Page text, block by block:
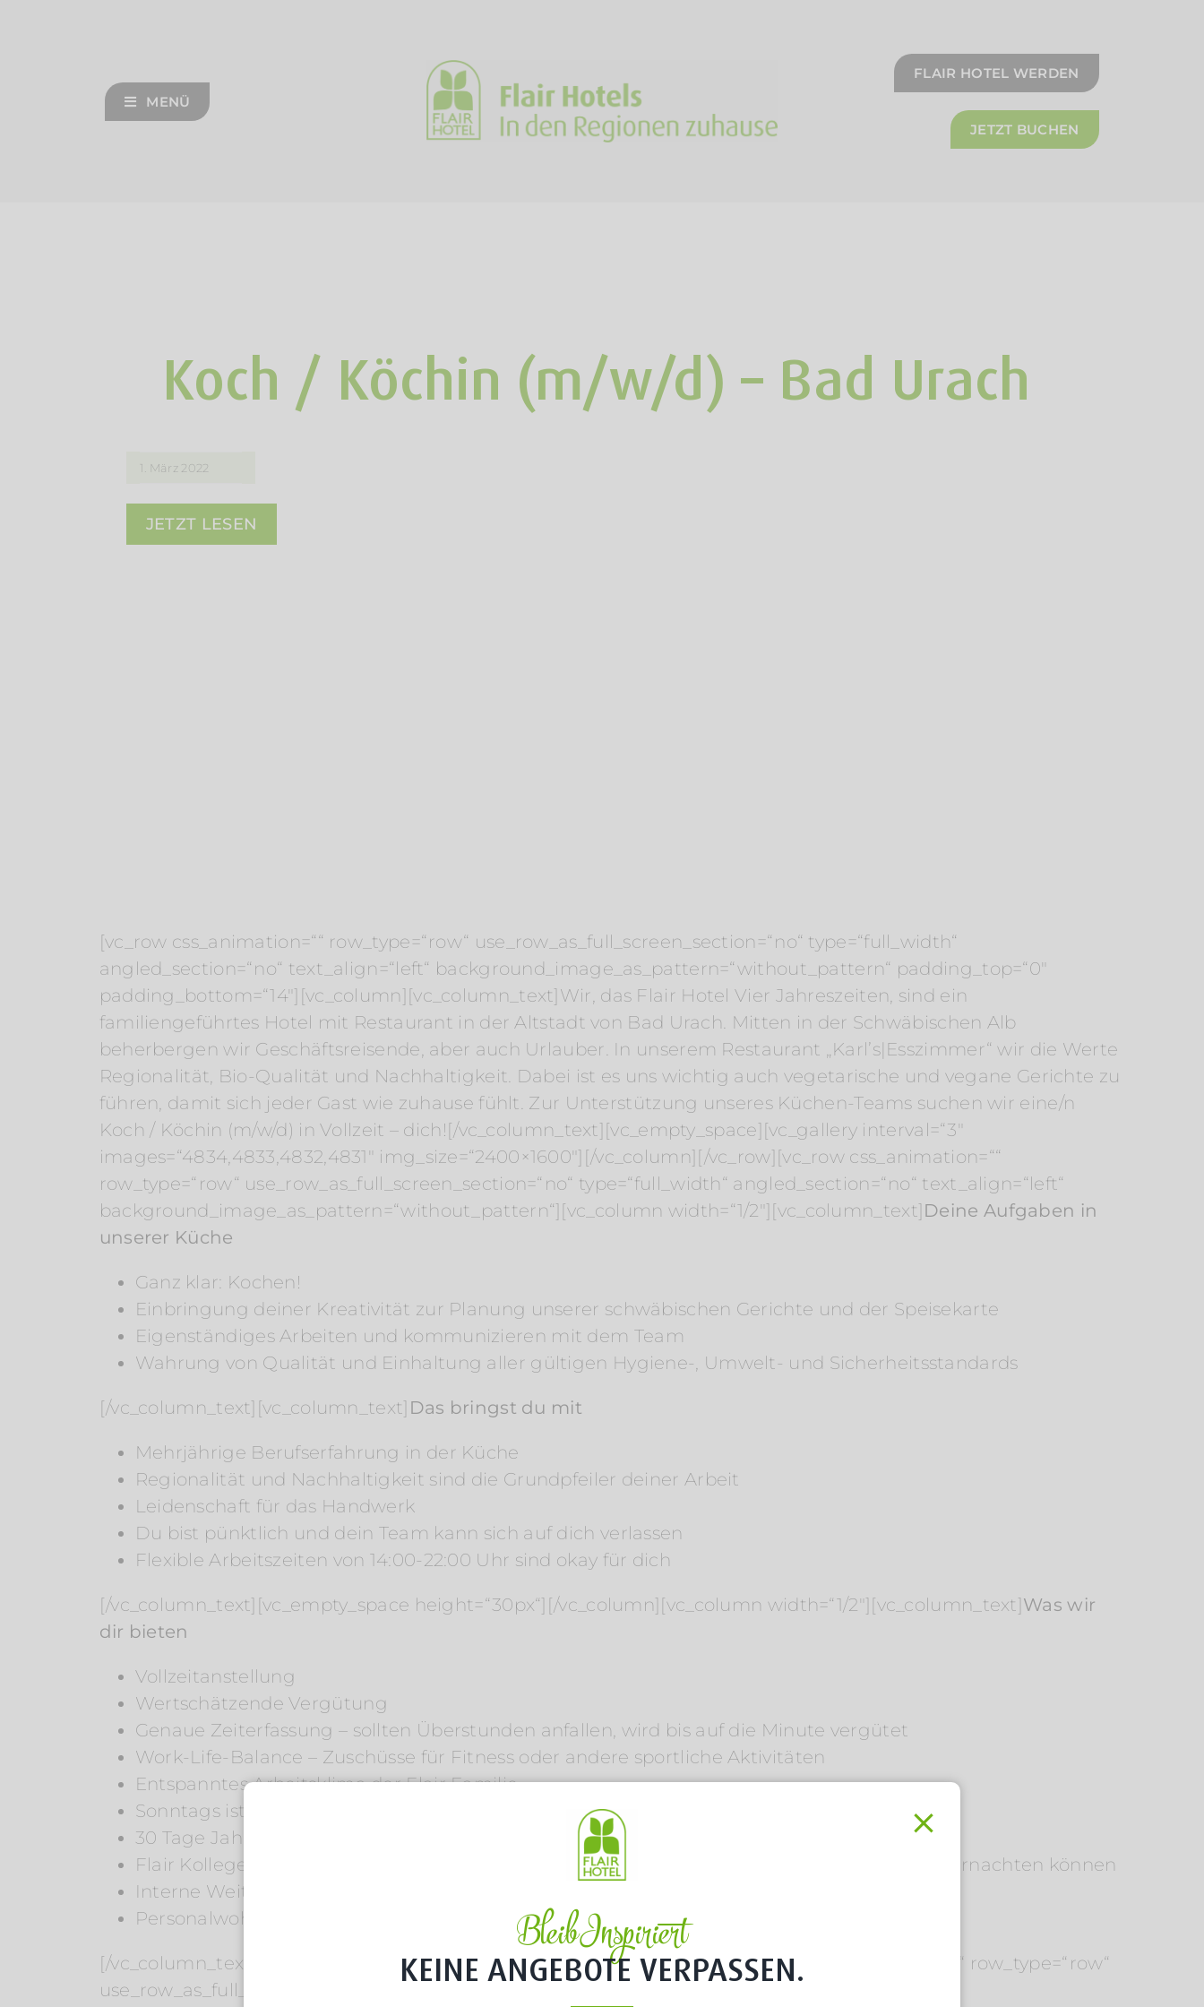
MENÜ
FLAIR HOTEL WERDEN
JETZT BUCHEN
Koch / Köchin (m/w/d) – Bad Urach
1. März 2022
JETZT LESEN
[vc_row css_animation=““ row_type=“row“ use_row_as_full_screen_section=“no“ type=“full_width“
angled_section=“no“ text_align=“left“ background_image_as_pattern=“without_pattern“ padding_top=“0″
padding_bottom=“14″][vc_column][vc_column_text]Wir, das Flair Hotel Vier Jahreszeiten, sind ein
familiengeführtes Hotel mit Restaurant in der Altstadt von Bad Urach. Mitten in der Schwäbischen Alb
beherbergen wir Geschäftsreisende, aber auch Urlauber. In unserem Restaurant „Karl’s|Esszimmer“ wir die Werte
Regionalität, Bio-Qualität und Nachhaltigkeit. Dabei ist es uns wichtig auch vegetarische und vegane Gerichte zu
führen, damit sich jeder Gast wie zuhause fühlt. Zur Unterstützung unseres Küchen-Teams suchen wir eine/n
Koch / Köchin (m/w/d) in Vollzeit – dich![/vc_column_text][vc_empty_space][vc_gallery interval=“3″
images=“4834,4833,4832,4831″ img_size=“2400×1600″][/vc_column][/vc_row][vc_row css_animation=““
row_type=“row“ use_row_as_full_screen_section=“no“ type=“full_width“ angled_section=“no“ text_align=“left“
background_image_as_pattern=“without_pattern“][vc_column width=“1/2″][vc_column_text] Deine Aufgaben in
unserer Küche
Ganz klar: Kochen!
Einbringung deiner Kreativität zur Planung unserer schwäbischen Gerichte und der Speisekarte
Eigenständiges Arbeiten und kommunizieren mit dem Team
Wahrung von Qualität und Einhaltung aller gültigen Hygiene-, Umwelt- und Sicherheitsstandards
[/vc_column_text][vc_column_text] Das bringst du mit
Mehrjährige Berufserfahrung in der Küche
Regionalität und Nachhaltigkeit sind die Grundpfeiler deiner Arbeit
Leidenschaft für das Handwerk
Du bist pünktlich und dein Team kann sich auf dich verlassen
Flexible Arbeitszeiten von 14:00-22:00 Uhr sind okay für dich
[/vc_column_text][vc_empty_space height=“30px“][/vc_column][vc_column width=“1/2″][vc_column_text]Was wir
dir bieten
Vollzeitanstellung
Wertschätzende Vergütung
Genaue Zeiterfassung – sollten Überstunden anfallen, wird bis auf die Minute vergütet
Work-Life-Balance – Zuschüsse für Fitness oder andere sportliche Aktivitäten
Entspanntes Arbeitsklima der Flair Familie
Sonntags ist die Küche geschlossen
30 Tage Jahresurlaub (an Weihnachten immer frei)
Flair Kollegenpreis mit dem Sie vergünstigt in allen Mitgliedshotels des Flair Hotels e. V. übernachten können
Interne Weiterbildungsmöglichkeiten
Personalwohnung bei Bedarf
[/vc_column_text][vc_empty_space height=“30px“][/vc_column][/vc_row][vc_row css_animation=““ row_type=“row“
use_row_as_full_screen_section=“no“ type=“full_width“ angled_section=“no“ text_align=“left“
Bleib Inspiriert
KEINE ANGEBOTE VERPASSEN.